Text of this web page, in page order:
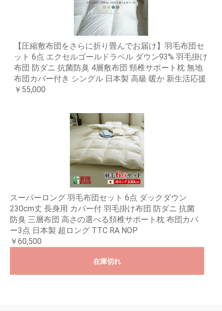
【圧縮敷布団をさらに折り畳んでお届け】羽毛布団セ
ット 6点 エクセルゴールドラベル ダウン93% 羽毛掛け
布団 防ダニ 抗菌防臭 4層敷布団 頸椎サポート枕 無地
布団カバー付き シングル 日本製 高級 暖か 新生活応援
￥55,000
スーパーロング 羽毛布団セット 6点 ダックダウン
230cm丈 長身用 カバー付 羽毛掛け布団 防ダニ 抗菌
防臭 三層布団 高さの選べる頚椎サポート枕 布団カバ
ー3点 日本製 超ロング TTC RA NOP
￥60,500
在庫切れ